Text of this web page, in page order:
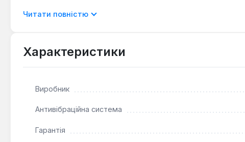
Мотокоса Vitals Master BK 523n є ефективним рішенням
жорсткої рослинності завдяки можливості
Читати повністю
Характеристики
Виробник
Антивібраційна система
Гарантія